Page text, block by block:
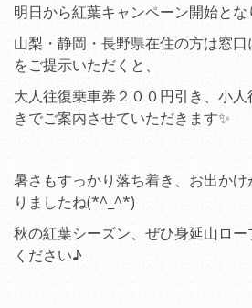
明日から紅葉キャンペーン開始とな
山梨・静岡・長野県在住の方は窓
をご提示いただくと、
大人往復乗車券２００円引き、小
きでご案内させていただきます✨
暑さもすっかり落ち着き、お出か
りましたね(*^_^*)
秋の紅葉シーズン、ぜひ身延山ロ
ください♪